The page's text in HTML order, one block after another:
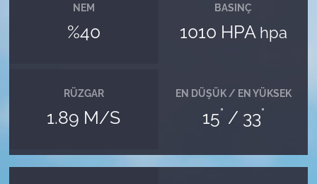
NEM
%40
BASINÇ
1010 HPA hpa
RÜZGAR
1.89 M/S
EN DÜŞÜK / EN YÜKSEK
15° / 33°